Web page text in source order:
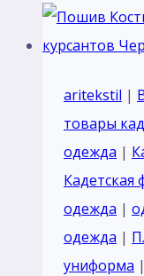
aritekstil |
товары
одежда |
Кадетская
одежда |
одежда |
униформа |